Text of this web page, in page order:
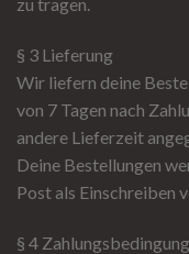
§ 3 Lieferung
Wir liefern deine
von 7 Tagen nach
andere Lieferzeit
Deine Bestellungen
Post als Einschreiben
§ 4